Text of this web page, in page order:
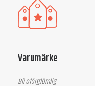
Varumärke
Bli oförglömlig